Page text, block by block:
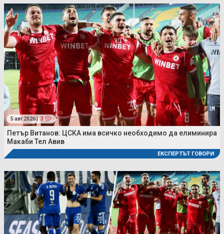
5 авг 2026 | 3
Петър Витанов: ЦСКА има всичко необходимо да елиминира
Макаби Тел Авив
ЕКСПЕРТЪТ ГОВОРИ